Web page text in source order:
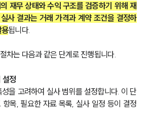
재무 상태와 수익 구조를 검증하기 위해 재
사 결과는 거래 가격과 계약 조건을 결정하
됩니다.
차는 다음과 같은 단계로 진행됩니다.
설정
을 고려하여 실사 범위를 설정합니다. 이 단
목, 필요한 자료 목록, 실사 일정 등이 결정